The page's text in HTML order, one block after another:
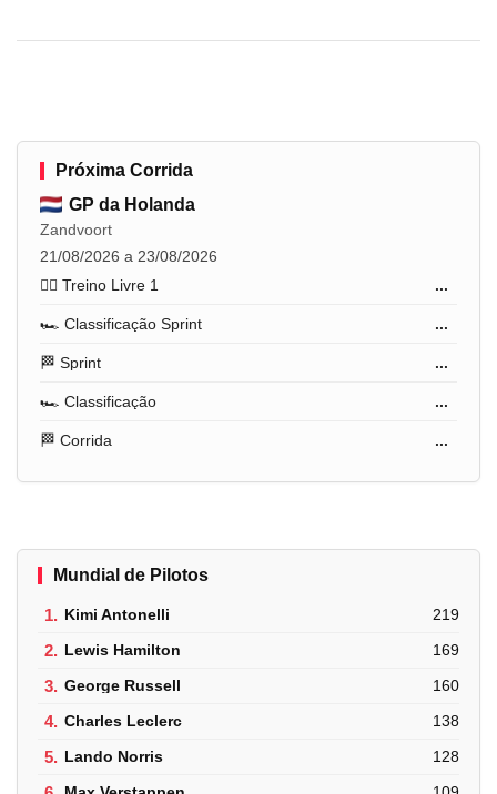
Próxima Corrida
GP da Holanda
Zandvoort
21/08/2026 a 23/08/2026
🏋️‍♂️ Treino Livre 1
...
🏎️ Classificação Sprint ...
🏁 Sprint ...
🏎️ Classificação ...
🏁 Corrida ...
Mundial de Pilotos
1. Kimi Antonelli 219
2. Lewis Hamilton 169
3. George Russell 160
4. Charles Leclerc 138
5. Lando Norris 128